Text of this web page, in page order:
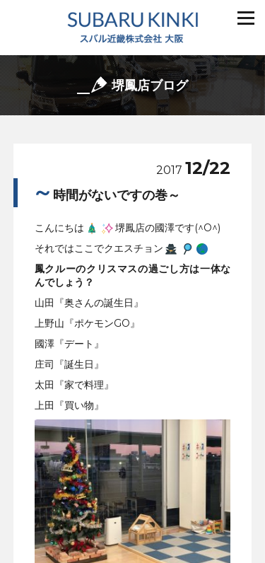
堺鳳店ブログ
2017 12/22
～ 時間がないですの巻～
こんにちは
堺鳳店の國澤です(^O^)
それではここでクエスチョン
鳳クルーのクリスマスの過ごし方は一体な
んでしょう？
山田『奥さんの誕生日』
上野山『ポケモンGO』
國澤『デート』
庄司『誕生日』
太田『家で料理』
上田『買い物』